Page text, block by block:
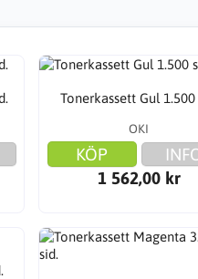
Tonerkassett Gul 1.500
OKI
KÖP
1 562,00 kr